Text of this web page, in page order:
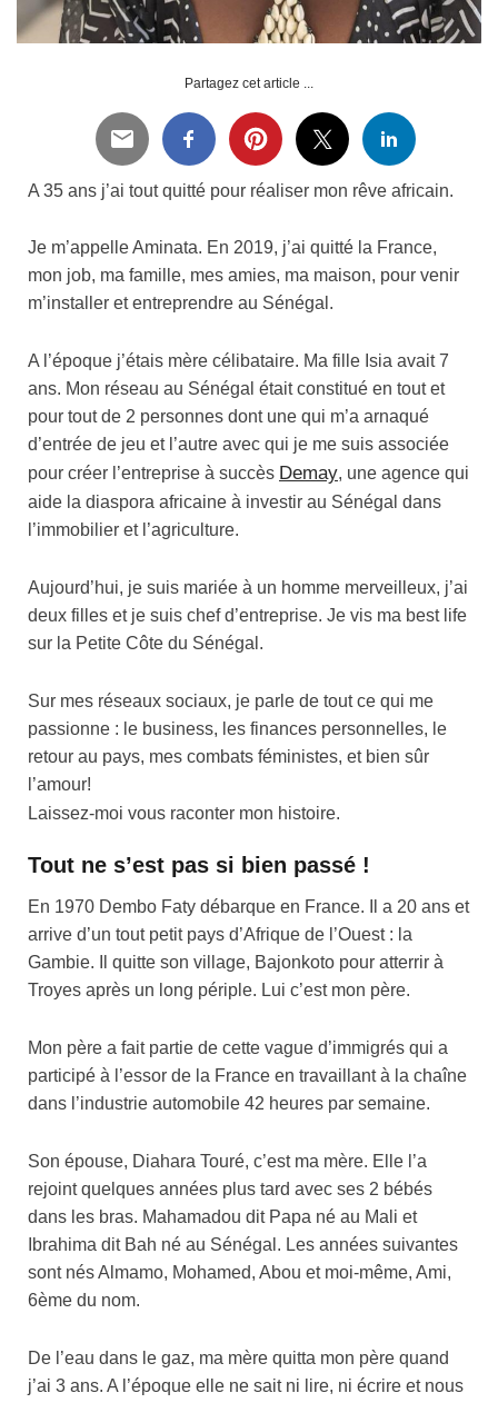
Partagez cet article ...
A 35 ans j’ai tout quitté pour réaliser mon rêve africain.
Je m’appelle Aminata. En 2019, j’ai quitté la France,
mon job, ma famille, mes amies, ma maison, pour venir
m’installer et entreprendre au Sénégal.
A l’époque j’étais mère célibataire. Ma fille Isia avait 7
ans. Mon réseau au Sénégal était constitué en tout et
pour tout de 2 personnes dont une qui m’a arnaqué
d’entrée de jeu et l’autre avec qui je me suis associée
pour créer l’entreprise à succès Demay, une agence qui
aide la diaspora africaine à investir au Sénégal dans
l’immobilier et l’agriculture.
Aujourd’hui, je suis mariée à un homme merveilleux, j’ai
deux filles et je suis chef d’entreprise. Je vis ma best life
sur la Petite Côte du Sénégal.
Sur mes réseaux sociaux, je parle de tout ce qui me
passionne : le business, les finances personnelles, le
retour au pays, mes combats féministes, et bien sûr
l’amour!
Laissez-moi vous raconter mon histoire.
Tout ne s’est pas si bien passé !
En 1970 Dembo Faty débarque en France. Il a 20 ans et
arrive d’un tout petit pays d’Afrique de l’Ouest : la
Gambie. Il quitte son village, Bajonkoto pour atterrir à
Troyes après un long périple. Lui c’est mon père.
Mon père a fait partie de cette vague d’immigrés qui a
participé à l’essor de la France en travaillant à la chaîne
dans l’industrie automobile 42 heures par semaine.
Son épouse, Diahara Touré, c’est ma mère. Elle l’a
rejoint quelques années plus tard avec ses 2 bébés
dans les bras. Mahamadou dit Papa né au Mali et
Ibrahima dit Bah né au Sénégal. Les années suivantes
sont nés Almamo, Mohamed, Abou et moi-même, Ami,
6ème du nom.
De l’eau dans le gaz, ma mère quitta mon père quand
j’ai 3 ans. A l’époque elle ne sait ni lire, ni écrire et nous